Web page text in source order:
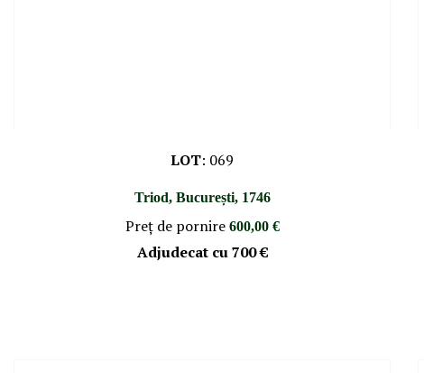
LOT: 069
Triod, București, 1746
Preţ de pornire 600,00 €
Adjudecat cu700 €